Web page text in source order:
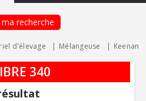
recherche
d'élevage Mélangeuse Keenan
340